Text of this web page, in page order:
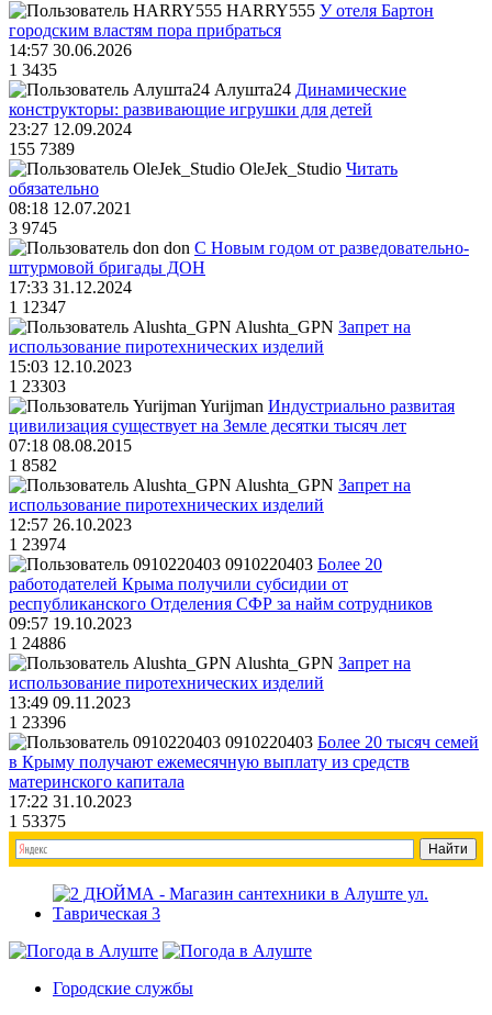
HARRY555 У отеля Бартон
городским властям пора прибраться
14:57 30.06.2026
1 3435
Алушта24 Динамические
конструкторы: развивающие игрушки для детей
23:27 12.09.2024
155 7389
OleJek_Studio Читать
обязательно
08:18 12.07.2021
3 9745
don С Новым годом от разведовательно-
штурмовой бригады ДОН
17:33 31.12.2024
1 12347
Alushta_GPN Запрет на
использование пиротехнических изделий
15:03 12.10.2023
1 23303
Yurijman Индустриально развитая
цивилизация существует на Земле десятки тысяч лет
07:18 08.08.2015
1 8582
Alushta_GPN Запрет на
использование пиротехнических изделий
12:57 26.10.2023
1 23974
0910220403 Более 20
работодателей Крыма получили субсидии от
республиканского Отделения СФР за найм сотрудников
09:57 19.10.2023
1 24886
Alushta_GPN Запрет на
использование пиротехнических изделий
13:49 09.11.2023
1 23396
0910220403 Более 20 тысяч семей
в Крыму получают ежемесячную выплату из средств
материнского капитала
17:22 31.10.2023
1 53375
Городские службы